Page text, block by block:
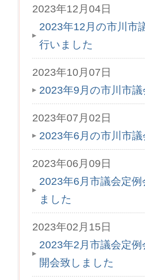
2023年12月04日
2023年12月の市川市
行いました
2023年10月07日
2023年9月の市川市
2023年07月02日
2023年6月の市川市
2023年06月09日
2023年6月市議会定
ました
2023年02月15日
2023年2月市議会定
開会致しました